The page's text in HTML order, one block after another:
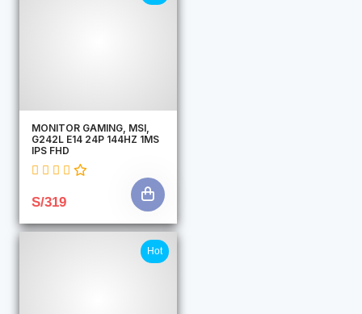
MONITOR GAMING, MSI,
G242L E14 24P 144HZ 1MS
IPS FHD
S/319
Hot